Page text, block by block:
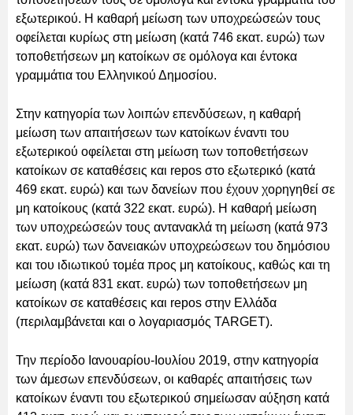
εξωτερικού. Η καθαρή μείωση των υποχρεώσεών τους
οφείλεται κυρίως στη μείωση (κατά 746 εκατ. ευρώ) των
τοποθετήσεων μη κατοίκων σε ομόλογα και έντοκα
γραμμάτια του Ελληνικού Δημοσίου.
Στην κατηγορία των λοιπών επενδύσεων, η καθαρή
μείωση των απαιτήσεων των κατοίκων έναντι του
εξωτερικού οφείλεται στη μείωση των τοποθετήσεων
κατοίκων σε καταθέσεις και repos στο εξωτερικό (κατά
469 εκατ. ευρώ) και των δανείων που έχουν χορηγηθεί σε
μη κατοίκους (κατά 322 εκατ. ευρώ). Η καθαρή μείωση
των υποχρεώσεών τους αντανακλά τη μείωση (κατά 973
εκατ. ευρώ) των δανειακών υποχρεώσεων του δημόσιου
και του ιδιωτικού τομέα προς μη κατοίκους, καθώς και τη
μείωση (κατά 831 εκατ. ευρώ) των τοποθετήσεων μη
κατοίκων σε καταθέσεις και repos στην Ελλάδα
(περιλαμβάνεται και ο λογαριασμός TARGET).
Την περίοδο Ιανουαρίου-Ιουλίου 2019, στην κατηγορία
των άμεσων επενδύσεων, οι καθαρές απαιτήσεις των
κατοίκων έναντι του εξωτερικού σημείωσαν αύξηση κατά